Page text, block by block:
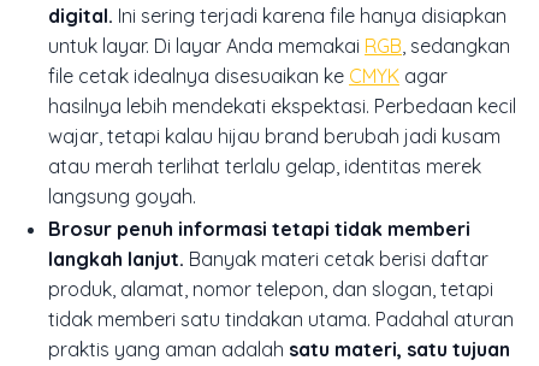
digital. Ini sering terjadi karena file hanya disiapkan
untuk layar. Di layar Anda memakai RGB, sedangkan
file cetak idealnya disesuaikan ke CMYK agar
hasilnya lebih mendekati ekspektasi. Perbedaan kecil
wajar, tetapi kalau hijau brand berubah jadi kusam
atau merah terlihat terlalu gelap, identitas merek
langsung goyah.
Brosur penuh informasi tetapi tidak memberi
langkah lanjut. Banyak materi cetak berisi daftar
produk, alamat, nomor telepon, dan slogan, tetapi
tidak memberi satu tindakan utama. Padahal aturan
praktis yang aman adalah satu materi, satu tujuan